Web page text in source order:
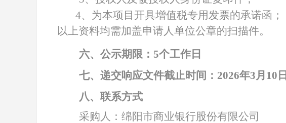
4、为本项目开具增值税专用发票的承诺函；
以上资料均需加盖申请人单位公章的扫描件。
六、公示期限： 5个工作日
七、递交响应文件截止时间： 2026年3月10日
八、联系方式
采购人：绵阳市商业银行股份有限公司